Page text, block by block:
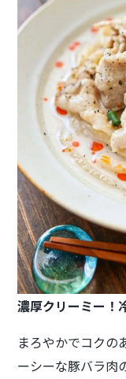
濃厚クリーミー！
まろやかでコクの
ーシーな豚バラ肉